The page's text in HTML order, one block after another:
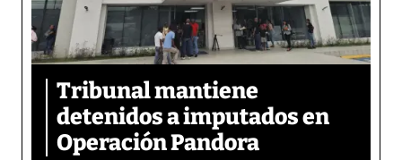
Tribunal mantiene
detenidos a imputados en
Operación Pandora